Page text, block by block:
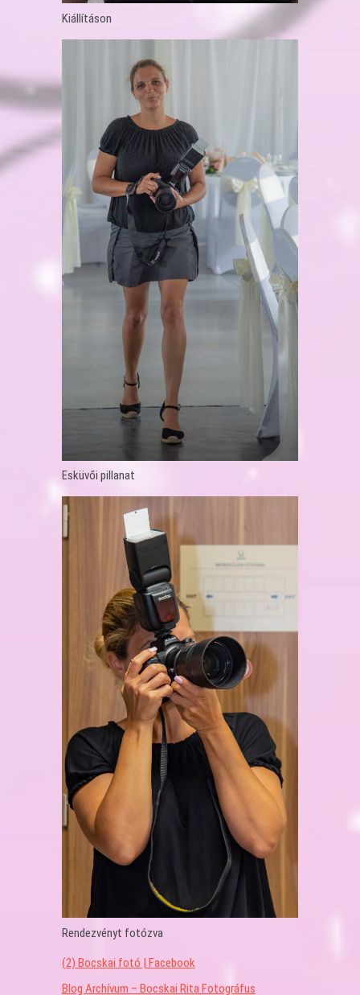
Kiállításon
Esküvői pillanat
Rendezvényt fotózva
(2) Bocskai fotó | Facebook
Blog Archívum – Bocskai Rita Fotográfus